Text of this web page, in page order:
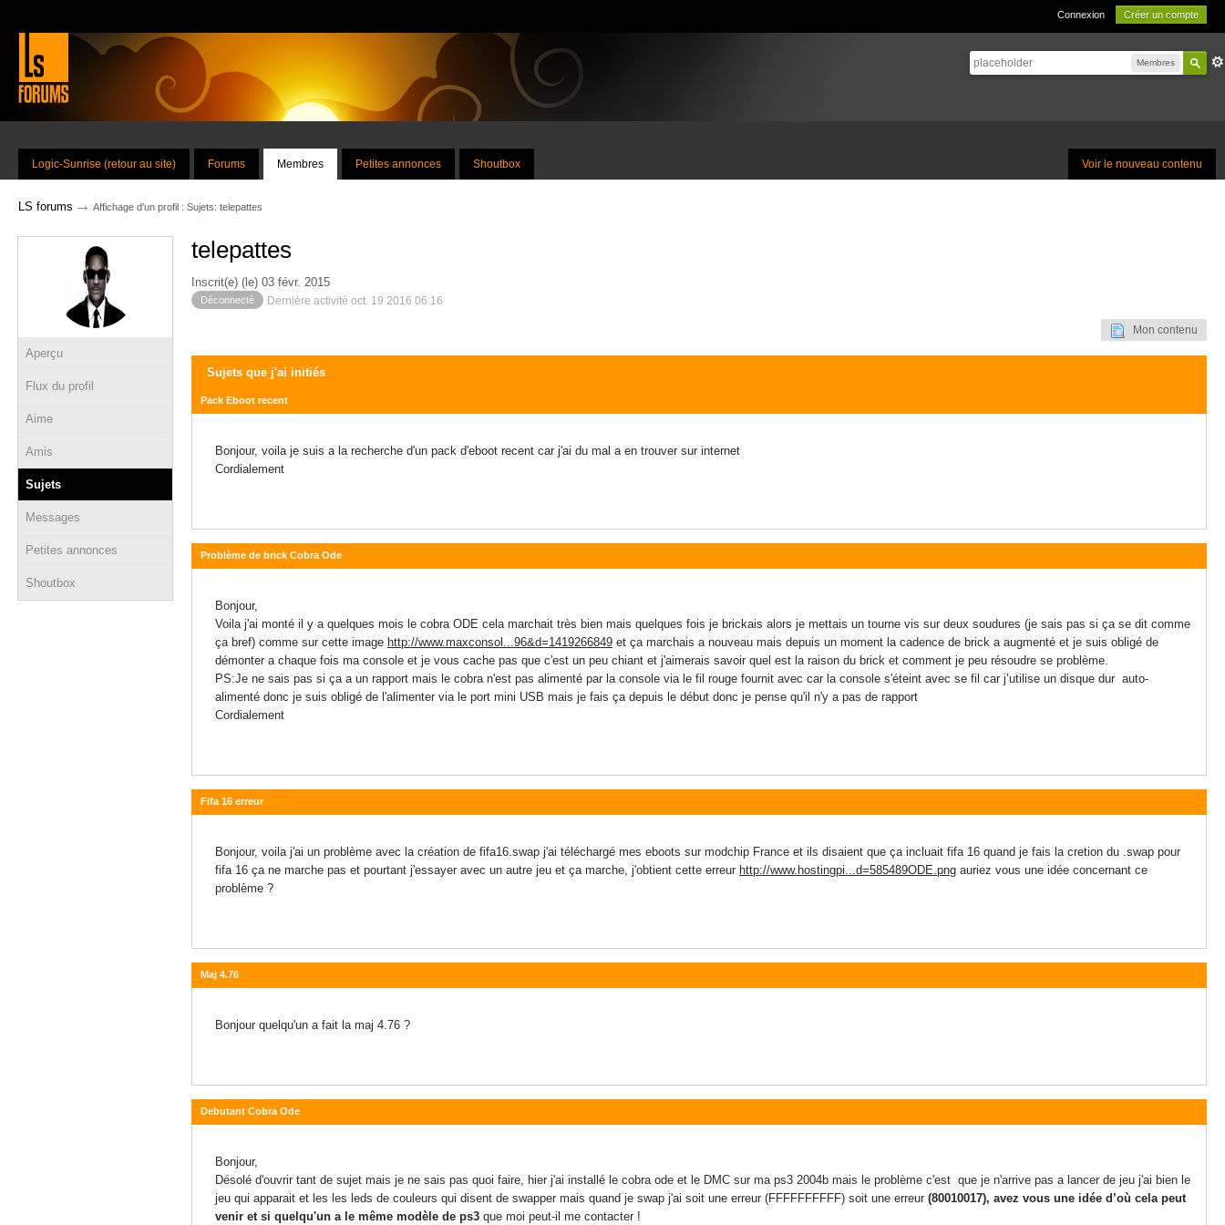
Connexion Créer un compte
Membres
Voir le nouveau contenu
Logic-Sunrise (retour au site) Forums Membres Petites annonces Shoutbox
LS forums → Affichage d'un profil : Sujets: telepattes
Aperçu
Flux du profil
Aime
Amis
Sujets
Messages
Petites annonces
Shoutbox
telepattes
Inscrit(e) (le) 03 févr. 2015
Déconnecté Dernière activité oct. 19 2016 06:16
Mon contenu
Sujets que j'ai initiés
Pack Eboot recent
Bonjour, voila je suis a la recherche d'un pack d'eboot recent car j'ai du mal a en trouver sur internet
Cordialement
Problème de brick Cobra Ode
Bonjour,
Voila j'ai monté il y a quelques mois le cobra ODE cela marchait très bien mais quelques fois je brickais alors je mettais un tourne vis sur deux soudures (je sais pas si ça se dit comme
ça bref) comme sur cette image http://www.maxconsol...96&d=1419266849 et ça marchais a nouveau mais depuis un moment la cadence de brick a augmenté et je suis obligé de
démonter a chaque fois ma console et je vous cache pas que c'est un peu chiant et j'aimerais savoir quel est la raison du brick et comment je peu résoudre se problème.
PS:Je ne sais pas si ça a un rapport mais le cobra n'est pas alimenté par la console via le fil rouge fournit avec car la console s'éteint avec se fil car j’utilise un disque dur auto-
alimenté donc je suis obligé de l'alimenter via le port mini USB mais je fais ça depuis le début donc je pense qu'il n'y a pas de rapport
Cordialement
Fifa 16 erreur
Bonjour, voila j'ai un problème avec la création de fifa16.swap j'ai téléchargé mes eboots sur modchip France et ils disaient que ça incluait fifa 16 quand je fais la cretion du .swap pour
fifa 16 ça ne marche pas et pourtant j'essayer avec un autre jeu et ça marche, j'obtient cette erreur http://www.hostingpi...d=585489ODE.png auriez vous une idée concernant ce
problème ?
Maj 4.76
Bonjour quelqu'un a fait la maj 4.76 ?
Debutant Cobra Ode
Bonjour,
Désolé d'ouvrir tant de sujet mais je ne sais pas quoi faire, hier j'ai installé le cobra ode et le DMC sur ma ps3 2004b mais le problème c'est que je n'arrive pas a lancer de jeu j'ai bien le
jeu qui apparait et les les leds de couleurs qui disent de swapper mais quand je swap j'ai soit une erreur (FFFFFFFFFF) soit une erreur (80010017), avez vous une idée d’où cela peut
venir et si quelqu'un a le même modèle de ps3 que moi peut-il me contacter !